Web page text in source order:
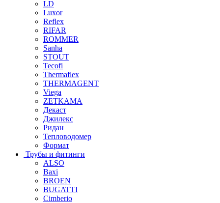
LD
Luxor
Reflex
RIFAR
ROMMER
Sanha
STOUT
Tecofi
Thermaflex
THERMAGENT
Viega
ZETKAMA
Декаст
Джилекс
Ридан
Тепловодомер
Формат
Трубы и фитинги
ALSO
Baxi
BROEN
BUGATTI
Cimberio